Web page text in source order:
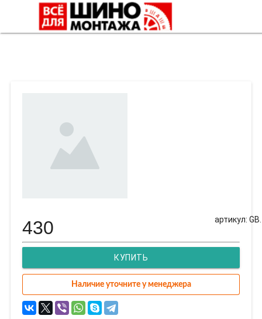
артикул:
430
КУПИТЬ
Наличие уточните у менеджера